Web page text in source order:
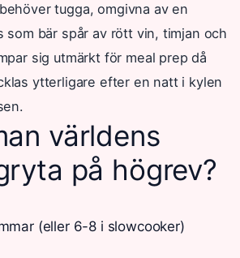
tugga, omgivna av en
som bär spår av rött vin, timjan och
sig utmärkt för meal prep då
ytterligare efter en natt i kylen
världens
på högrev?
(eller 6-8 i slowcooker)